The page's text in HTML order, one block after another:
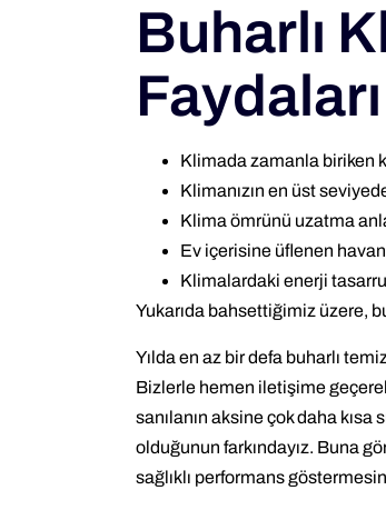
Buharlı
Faydaları
Klimada zamanla biriken
Klimanızın en üst
Klima ömrünü uzatma
Ev içerisine üflenen
Klimalardaki enerji
Yukarıda bahsettiğimiz üzere,
Yılda en az bir defa buharlı
Bizlerle hemen iletişime
sanılanın aksine çok daha
olduğunun farkındayız. Buna
sağlıklı performans